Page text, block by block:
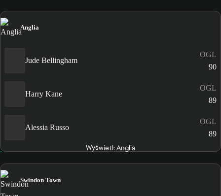
Anglia
Jude Bellingham
OGL
90
Harry Kane
OGL
89
Alessia Russo
OGL
89
Wyświetl: Anglia
Swindon Town